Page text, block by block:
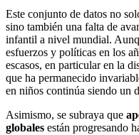
Este conjunto de datos no
sino también una falta de
infantil a nivel mundial.
esfuerzos y políticas en los
escasos, en particular en la
que ha permanecido
en niños continúa siendo un
Asimismo, se subraya que
globales están progresando